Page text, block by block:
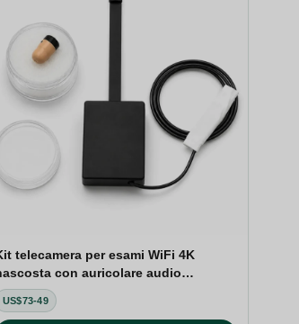
telecamera per esami WiFi 4K
con auricolare audio
US$73-49